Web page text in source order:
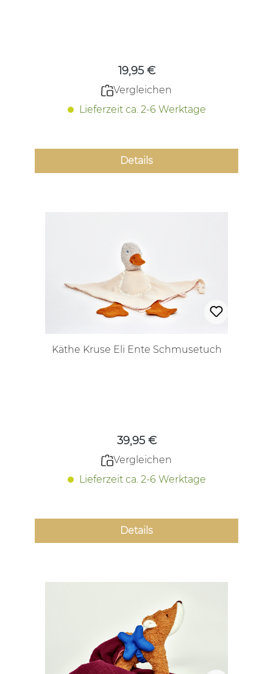
19,95 €
Vergleichen
Lieferzeit ca. 2-6 Werktage
Details
Käthe Kruse Eli Ente Schmusetuch
39,95 €
Vergleichen
Lieferzeit ca. 2-6 Werktage
Details